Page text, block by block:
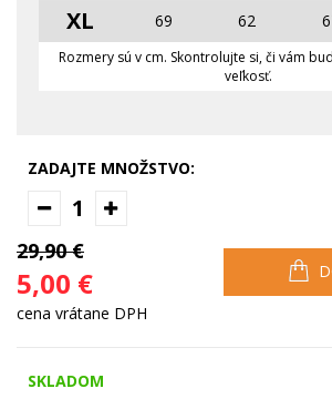
XL 69 62
Rozmery sú v cm. Skontrolujte si, či vám
veľkosť.
ZADAJTE MNOŽSTVO:
1
29,90 €
5,00 €
cena vrátane DPH
SKLADOM